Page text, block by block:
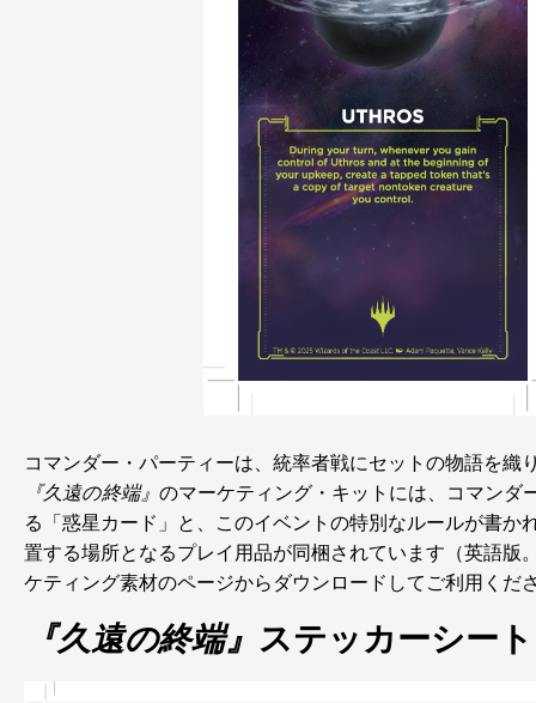
コマンダー・パーティーは、統率者戦にセットの物語を織
『久遠の終端』 のマーケティング・キットには、コマンダ
る「惑星カード」と、このイベントの特別なルールが書か
置する場所となるプレイ用品が同梱されています（英語版
ケティング素材のページからダウンロードしてご利用くだ
『久遠の終端』 ステッカーシート